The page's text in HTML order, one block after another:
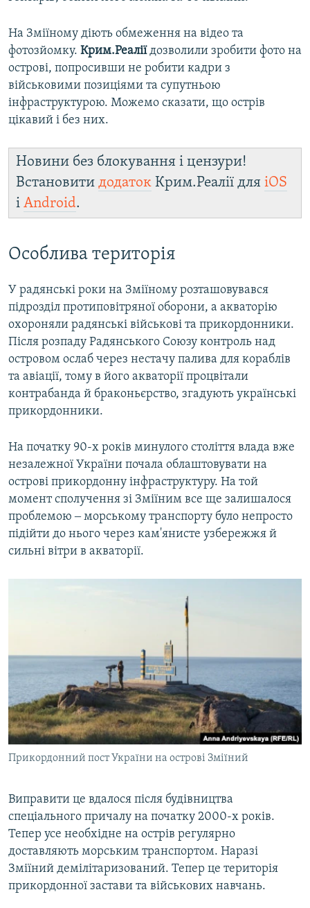
На Зміїному діють обмеження на відео та
фотозйомку. Крим.Реаліїдозволили зробити фото на
острові, попросивши не робити кадри з
військовими позиціями та супутньою
інфраструктурою. Можемо сказати, що острів
цікавий і без них.
Новини без блокування і цензури!
Встановити додаток Крим.Реалії для iOS
і Android.
Особлива територія
У радянські роки на Зміїному розташовувався
підрозділ протиповітряної оборони, а акваторію
охороняли радянські військові та прикордонники.
Після розпаду Радянського Союзу контроль над
островом ослаб через нестачу палива для кораблів
та авіації, тому в його акваторії процвітали
контрабанда й браконьєрство, згадують українські
прикордонники.
На початку 90-х років минулого століття влада вже
незалежної України почала облаштовувати на
острові прикордонну інфраструктуру. На той
момент сполучення зі Зміїним все ще залишалося
проблемою ‒ морському транспорту було непросто
підійти до нього через кам'янисте узбережжя й
сильні вітри в акваторії.
Прикордонний пост України на острові Зміїний
Виправити це вдалося після будівництва
спеціального причалу на початку 2000-х років.
Тепер усе необхідне на острів регулярно
доставляють морським транспортом. Наразі
Зміїний демілітаризований. Тепер це територія
прикордонної застави та військових навчань.